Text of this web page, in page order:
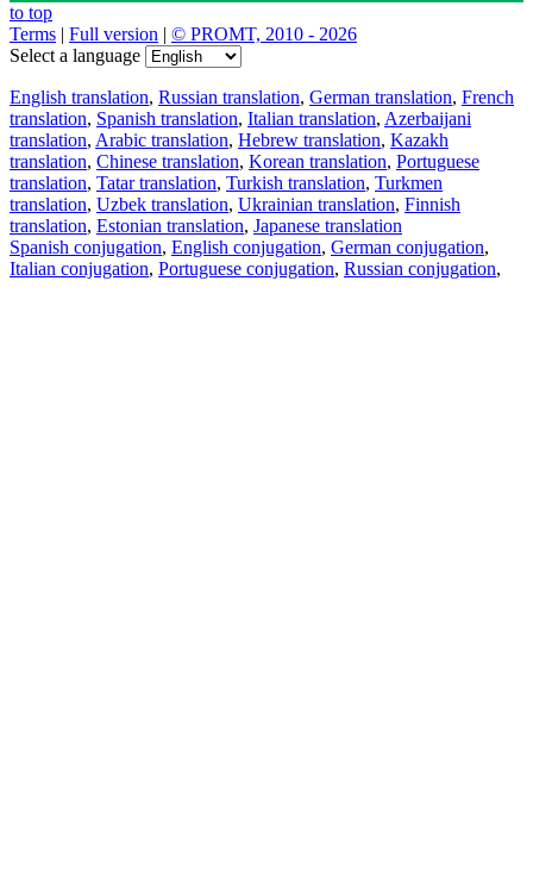
to top
Terms | Full version | © PROMT, 2010 - 2026
Select a language
English translation, Russian translation, German translation, French
translation, Spanish translation, Italian translation, Azerbaijani
translation, Arabic translation, Hebrew translation, Kazakh
translation, Chinese translation, Korean translation, Portuguese
translation, Tatar translation, Turkish translation, Turkmen
translation, Uzbek translation, Ukrainian translation, Finnish
translation, Estonian translation, Japanese translation
Spanish conjugation, English conjugation, German conjugation,
Italian conjugation, Portuguese conjugation, Russian conjugation,